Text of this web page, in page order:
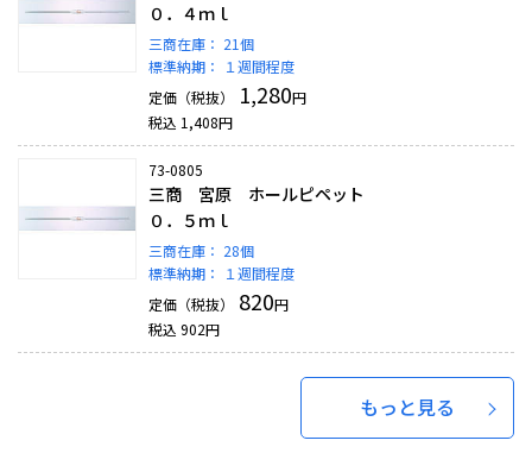
０．４ｍｌ
三商在庫： 21個
標準納期：
１週間程度
定価（税抜）
1,280円
税込 1,408円
73-0805
三商 宮原 ホールピペット
０．５ｍｌ
三商在庫： 28個
標準納期：
１週間程度
定価（税抜）
820円
税込 902円
もっと見る